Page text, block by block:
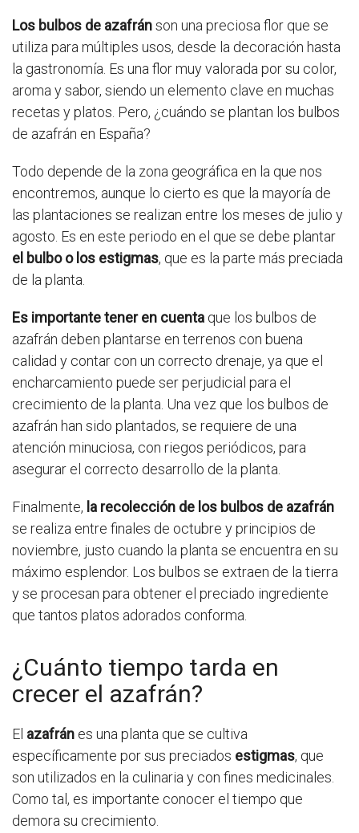
Los bulbos de azafránson una preciosa flor que se
utiliza para múltiples usos, desde la decoración hasta
la gastronomía. Es una flor muy valorada por su color,
aroma y sabor, siendo un elemento clave en muchas
recetas y platos. Pero, ¿cuándo se plantan los bulbos
de azafrán en España?
Todo depende de la zona geográfica en la que nos
encontremos, aunque lo cierto es que la mayoría de
las plantaciones se realizan entre los meses de julio y
agosto. Es en este periodo en el que se debe plantar
el bulbo o los estigmas, que es la parte más preciada
de la planta.
Es importante tener en cuenta que los bulbos de
azafrán deben plantarse en terrenos con buena
calidad y contar con un correcto drenaje, ya que el
encharcamiento puede ser perjudicial para el
crecimiento de la planta. Una vez que los bulbos de
azafrán han sido plantados, se requiere de una
atención minuciosa, con riegos periódicos, para
asegurar el correcto desarrollo de la planta.
Finalmente, la recolección de los bulbos de azafrán
se realiza entre finales de octubre y principios de
noviembre, justo cuando la planta se encuentra en su
máximo esplendor. Los bulbos se extraen de la tierra
y se procesan para obtener el preciado ingrediente
que tantos platos adorados conforma.
¿Cuánto tiempo tarda en
crecer el azafrán?
El azafrán es una planta que se cultiva
específicamente por sus preciados estigmas, que
son utilizados en la culinaria y con fines medicinales.
Como tal, es importante conocer el tiempo que
demora su crecimiento.